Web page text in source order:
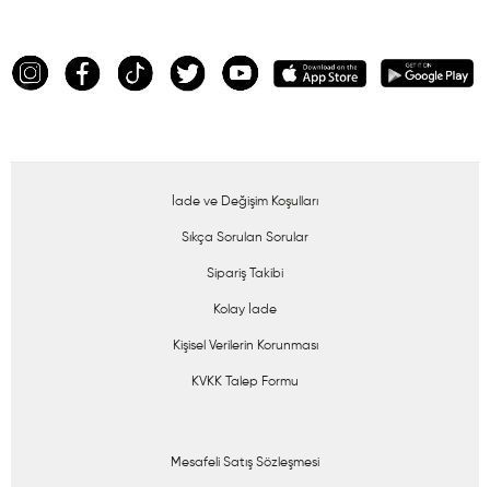
İade ve Değişim Koşulları
Sıkça Sorulan Sorular
Sipariş Takibi
Kolay İade
Kişisel Verilerin Korunması
KVKK Talep Formu
Mesafeli Satış Sözleşmesi